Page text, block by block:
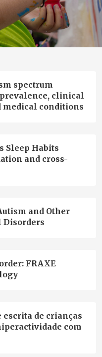
spectrum
clinical
medical conditions
Sleep Habits
and cross-
and Other
Disorders
FRAXE
escrita de crianças
com